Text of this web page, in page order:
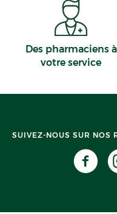
Des pharmaciens à
votre service
SUIVEZ-NOUS SUR NOS